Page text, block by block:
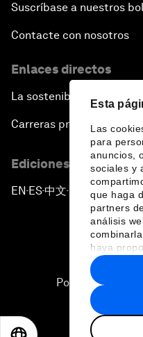
Esta
Las
para
anuncios,
sociales y
que haga
partners
análisis
haya
recopilado
hecho de
Suscríbase a nuestros
Contacte con nosotros
Enlaces directos
La sostenibilidad en el
Carreras profesionales
Ediciones en otros
EN ▪ ES▪中文▪ 日本語
Política de
2026 Foro